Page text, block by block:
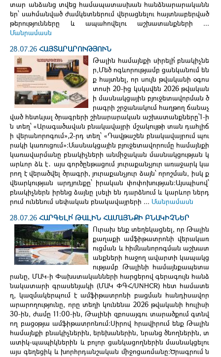
տար անձանց տվեց համապատասխան հանձնարարականն
եր՝ սահմանված ժամկետներում վերացնելու հայտնաբերված
թերությունները և ապահովելու աշխատանքների ...
Մանրամասն
28.07.26ՀԱՅՏԱՐԱՐՈՒԹՅՈՒՆ
Թալին համայնքի սիրելի՛ բնակիչնե
ր,Մեծ ոգևորությամբ ցանկանում են
ք հայտնել, որ սույն թվականի օգոս
տոսի 20-ից կսկսվեն 2026 թվական
ի մասնակցային բյուջետավորման ծ
րագրի շրջանակում հաղթող ճանաչ
ված հետևյալ ծրագրերի շինարարական աշխատանքները՝1-ի
ն տեղ՝ «Արագածավան բնակավայրի մշակույթի տան դահլիճ
ի վերանորոգում»,2-րդ տեղ՝ «Դավթաշեն բնակավայրում պու
րակի կառուցում»։Մասնակցային բյուջետավորումը համայնքի
կառավարմանը բնակիչների անմիջական մասնակցության կ
արևոր ձև է․ այս գործընթացում յուրաքանչյուր առաջարկ կա
րող է վերածվել ծրագրի, յուրաքանչյուր ձայն՝ որոշման, իսկ ք
վեարկության արդյունքը՝ իրական փոփոխության։Այսպիսով՝
բնակիչներն իրենց ձայնը լսելի են դարձնում և կարևոր ներդ
րում ունենում սեփական բնակավայրերի ... Մանրամասն
28.07.26ՀԱՐԳԵԼԻ՛ ԹԱԼԻՆ ՀԱՄԱՅՆՔԻ ԲՆԱԿԻՉՆԵՐ
Ուրախ ենք տեղեկացնել, որ Թալին
քաղաքի ամֆիթատրոնի վերակառ
ուցման և հիմնանորոգման աշխատ
անքների հաջող ավարտի կապակց
ությամբ Թալինի համայնքապետա
րանը, ՄԱԿ-ի Փախստականների հարցերով գերագույն հանձ
նակատարի գրասենյակի (ՄԱԿ ՓԳՀ/UNHCR) հետ համատե
ղ, կազմակերպում է ամֆիթատրոնի բացման հանդիսավոր
արարողությունը, որը տեղի կունենա 2026 թվականի հուլիսի
30-ին, ժամը 11:00-ին, Թալինի զբոսայգու տարածքում գտնվ
ող բացօթյա ամֆիթատրոնում։Սիրով հրավիրում ենք Թալին
համայնքի բնակիչներին, երեխաներին, նրանց ծնողներին, տ
ատիկ-պապիկներին և բոլոր ցանկացողներին մասնակցելու
այս գեղեցիկ և խորհրդանշական միջոցառմանը։Ծրագրում ն